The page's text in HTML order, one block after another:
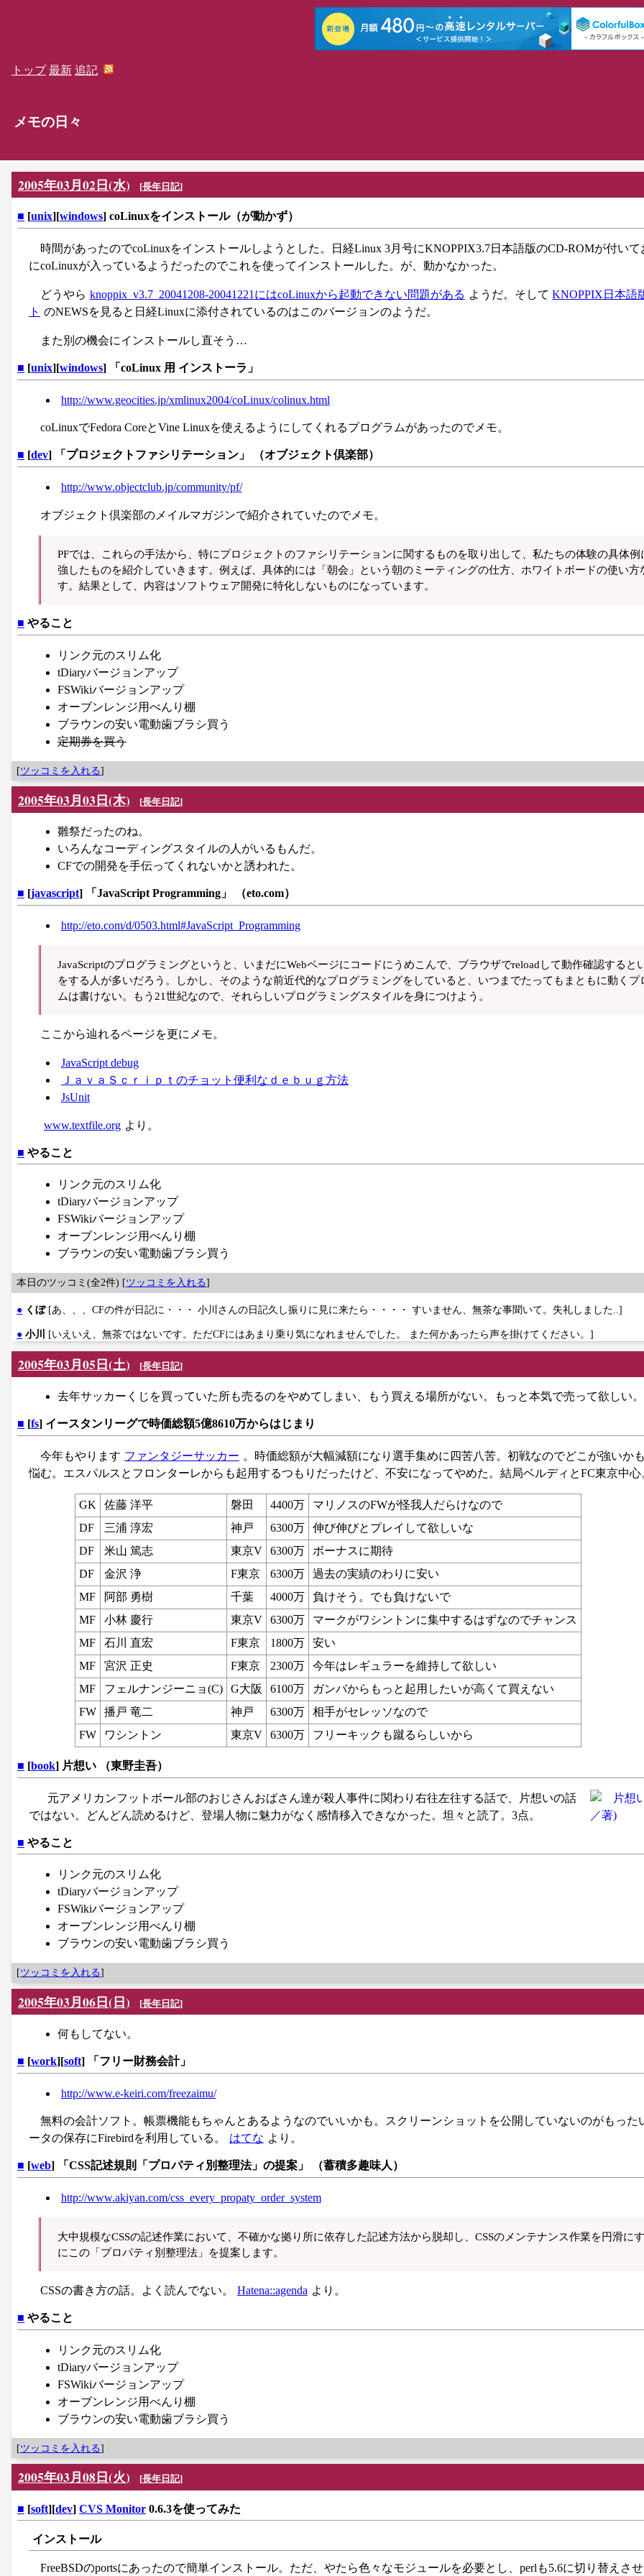
トップ 最新 追記
メモの日々
2005年03月02日(水) [長年日記]
■ [unix][windows] coLinuxをインストール（が動かず）
時間があったのでcoLinuxをインストールしようとした。日経Linux 3月号にKNOPPIX3.7日本語版のCD-ROMが付いて
にcoLinuxが入っているようだったのでこれを使ってインストールした。が、動かなかった。
どうやら knoppix_v3.7_20041208-20041221にはcoLinuxから起動できない問題がある ようだ。そして KNOPPIX日本語
ト のNEWSを見ると日経Linuxに添付されているのはこのバージョンのようだ。
また別の機会にインストールし直そう…
■ [unix][windows] 「coLinux 用 インストーラ」
http://www.geocities.jp/xmlinux2004/coLinux/colinux.html
coLinuxでFedora CoreとVine Linuxを使えるようにしてくれるプログラムがあったのでメモ。
■ [dev] 「プロジェクトファシリテーション」 （オブジェクト倶楽部）
http://www.objectclub.jp/community/pf/
オブジェクト倶楽部のメイルマガジンで紹介されていたのでメモ。
PFでは、これらの手法から、特にプロジェクトのファシリテーションに関するものを取り出して、私たちの体験の具体例
強したものを紹介していきます。例えば、具体的には「朝会」という朝のミーティングの仕方、ホワイトボードの使い方
す。結果として、内容はソフトウェア開発に特化しないものになっています。
■ やること
リンク元のスリム化
tDiaryバージョンアップ
FSWikiバージョンアップ
オーブンレンジ用べんり棚
ブラウンの安い電動歯ブラシ買う
定期券を買う
[ツッコミを入れる]
2005年03月03日(木) [長年日記]
雛祭だったのね。
いろんなコーディングスタイルの人がいるもんだ。
CFでの開発を手伝ってくれないかと誘われた。
■ [javascript] 「JavaScript Programming」 （eto.com）
http://eto.com/d/0503.html#JavaScript_Programming
JavaScriptのプログラミングというと、いまだにWebページにコードにうめこんで、ブラウザでreloadして動作確認すると
をする人が多いだろう。しかし、そのような前近代的なプログラミングをしていると、いつまでたってもまともに動くプ
ムは書けない。もう21世紀なので、それらしいプログラミングスタイルを身につけよう。
ここから辿れるページを更にメモ。
JavaScript debug
ＪａｖａＳｃｒｉｐｔのチョット便利なｄｅｂｕｇ方法
JsUnit
www.textfile.org より。
■ やること
リンク元のスリム化
tDiaryバージョンアップ
FSWikiバージョンアップ
オーブンレンジ用べんり棚
ブラウンの安い電動歯ブラシ買う
本日のツッコミ(全2件) [ツッコミを入れる]
● くぼ[あ、、、CFの件が日記に・・・ 小川さんの日記久し振りに見に来たら・・・・ すいません、無茶な事聞いて。失礼しました..]
● 小川 [いえいえ、無茶ではないです。ただCFにはあまり乗り気になれませんでした。 また何かあったら声を掛けてください。]
2005年03月05日(土) [長年日記]
去年サッカーくじを買っていた所も売るのをやめてしまい、もう買える場所がない。もっと本気で売って欲しい。
■ [fs] イースタンリーグで時価総額5億8610万からはじまり
今年もやります ファンタジーサッカー 。時価総額が大幅減額になり選手集めに四苦八苦。初戦なのでどこが強いか
悩む。エスパルスとフロンターレからも起用するつもりだったけど、不安になってやめた。結局ベルディとFC東京中心
GK 佐藤 洋平 磐田 4400万
マリノスのFWが怪我人だらけなので
DF
三浦 淳宏 神戸 6300万
伸び伸びとプレイして欲しいな
DF
米山 篤志 東京V 6300万
ボーナスに期待
DF
金沢 浄 F東京 6300万
過去の実績のわりに安い
MF
阿部 勇樹 千葉 4000万
負けそう。でも負けないで
MF
小林 慶行 東京V 6300万
マークがワシントンに集中するはずなのでチャンス
MF
石川 直宏 F東京 1800万
安い
MF
宮沢 正史 F東京 2300万
今年はレギュラーを維持して欲しい
MF
フェルナンジーニョ(C) G大阪 6100万
ガンバからもっと起用したいが高くて買えない
FW
播戸 竜二 神戸 6300万
相手がセレッソなので
FW
ワシントン 東京V 6300万 フリーキックも蹴るらしいから
■ [book] 片想い （東野圭吾）
元アメリカンフットボール部のおじさんおばさん達が殺人事件に関わり右往左往する話で、片想いの話
ではない。どんどん読めるけど、登場人物に魅力がなく感情移入できなかった。坦々と読了。3点。
■ やること
リンク元のスリム化
tDiaryバージョンアップ
FSWikiバージョンアップ
オーブンレンジ用べんり棚
ブラウンの安い電動歯ブラシ買う
[ツッコミを入れる]
2005年03月06日(日) [長年日記]
何もしてない。
■ [work][soft] 「フリー財務会計」
http://www.e-keiri.com/freezaimu/
無料の会計ソフト。帳票機能もちゃんとあるようなのでいいかも。スクリーンショットを公開していないのがもった
ータの保存にFirebirdを利用している。
はてな より。
■ [web] 「CSS記述規則「プロパティ別整理法」の提案」 （蓄積多趣味人）
http://www.akiyan.com/css_every_propaty_order_system
大中規模なCSSの記述作業において、不確かな拠り所に依存した記述方法から脱却し、CSSのメンテナンス作業を円滑に
にこの「プロパティ別整理法」を提案します。
CSSの書き方の話。よく読んでない。 Hatena::agenda より。
■ やること
リンク元のスリム化
tDiaryバージョンアップ
FSWikiバージョンアップ
オーブンレンジ用べんり棚
ブラウンの安い電動歯ブラシ買う
[ツッコミを入れる]
2005年03月08日(火) [長年日記]
■ [soft][dev] CVS Monitor 0.6.3を使ってみた
インストール
FreeBSDのportsにあったので簡単インストール。ただ、やたら色々なモジュールを必要とし、perlも5.6に切り替えさ